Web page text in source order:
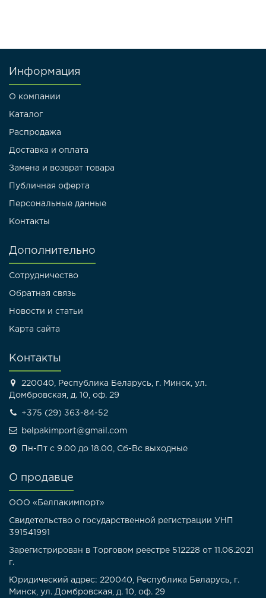
Информация
О компании
Каталог
Распродажа
Доставка и оплата
Замена и возврат товара
Публичная оферта
Персональные данные
Контакты
Дополнительно
Сотрудничество
Обратная связь
Новости и статьи
Карта сайта
Контакты
220040, Республика Беларусь, г. Минск, ул.
Домбровская, д. 10, оф. 29
+375 (29) 363-84-52
belpakimport@gmail.com
Пн-Пт с 9.00 до 18.00, Сб-Вс выходные
О продавце
ООО «Белпакимпорт»
Свидетельство о государственной регистрации УНП
391541991
Зарегистрирован в Торговом реестре 512228 от 11.06.2021
г.
Юридический адрес: 220040, Республика Беларусь, г.
Минск, ул. Домбровская, д. 10, оф. 29